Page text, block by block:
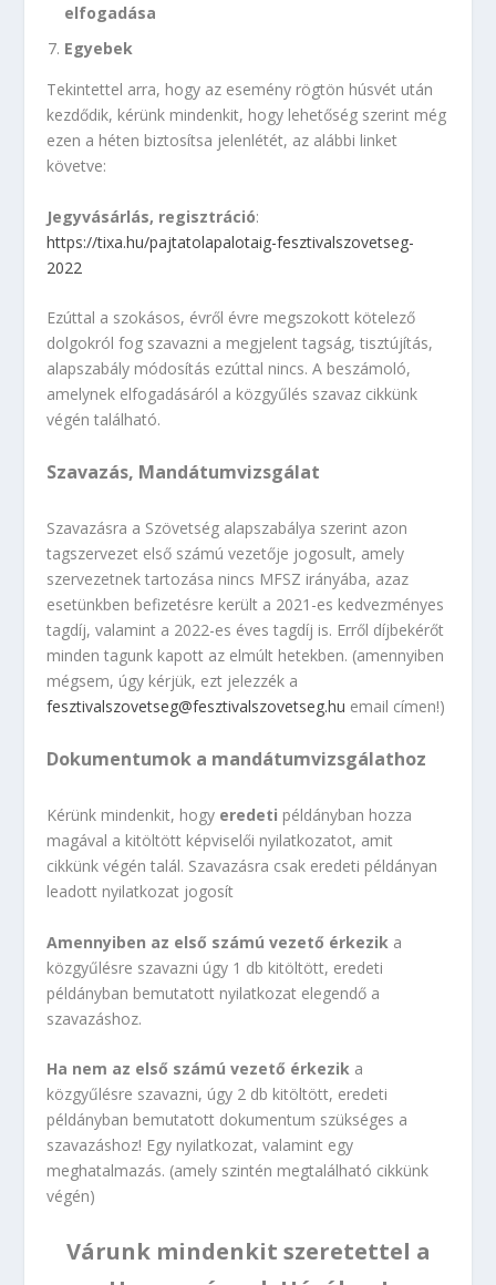
elfogadása
Egyebek
Tekintettel arra, hogy az esemény rögtön húsvét után
kezdődik, kérünk mindenkit, hogy lehetőség szerint még
ezen a héten biztosítsa jelenlétét, az alábbi linket
követve:
Jegyvásárlás, regisztráció:
https://tixa.hu/pajtatolapalotaig-fesztivalszovetseg-
2022
Ezúttal a szokásos, évről évre megszokott kötelező
dolgokról fog szavazni a megjelent tagság, tisztújítás,
alapszabály módosítás ezúttal nincs. A beszámoló,
amelynek elfogadásáról a közgyűlés szavaz cikkünk
végén található.
Szavazás, Mandátumvizsgálat
Szavazásra a Szövetség alapszabálya szerint azon
tagszervezet első számú vezetője jogosult, amely
szervezetnek tartozása nincs MFSZ irányába, azaz
esetünkben befizetésre került a 2021-es kedvezményes
tagdíj, valamint a 2022-es éves tagdíj is. Erről díjbekérőt
minden tagunk kapott az elmúlt hetekben. (amennyiben
mégsem, úgy kérjük, ezt jelezzék a
fesztivalszovetseg@fesztivalszovetseg.hu email címen!)
Dokumentumok a mandátumvizsgálathoz
Kérünk mindenkit, hogy eredeti példányban hozza
magával a kitöltött képviselői nyilatkozatot, amit
cikkünk végén talál. Szavazásra csak eredeti példányan
leadott nyilatkozat jogosít
Amennyiben az első számú vezető érkezik a
közgyűlésre szavazni úgy 1 db kitöltött, eredeti
példányban bemutatott nyilatkozat elegendő a
szavazáshoz.
Ha nem az első számú vezető érkezik a
közgyűlésre szavazni, úgy 2 db kitöltött, eredeti
példányban bemutatott dokumentum szükséges a
szavazáshoz! Egy nyilatkozat, valamint egy
meghatalmazás. (amely szintén megtalálható cikkünk
végén)
Várunk mindenkit szeretettel a